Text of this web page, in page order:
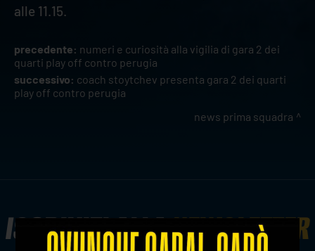
alle 11.15.
precedente: numeri e curiosità alla vigilia di gara 2 dei
quarti play off contro perugia
successivo: coach stoytchev presenta gara 2 dei quarti
play off contro perugia
news prima squadra
ISCRIVITI ALLANEWSLETTER